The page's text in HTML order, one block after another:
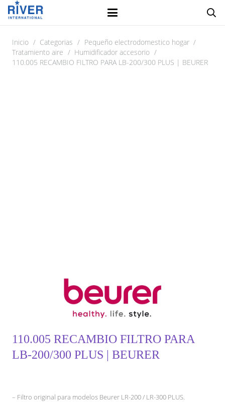
Inicio / Categorias / Pequeño electrodomestico hogar /
Tratamiento aire / Humidificador accesorio /
110.005 RECAMBIO FILTRO PARA LB-200/300 PLUS | BEURER
110.005 RECAMBIO FILTRO PARA
LB-200/300 PLUS | BEURER
– Filtro original para modelos Beurer LR-200 / LR-300 PLUS.